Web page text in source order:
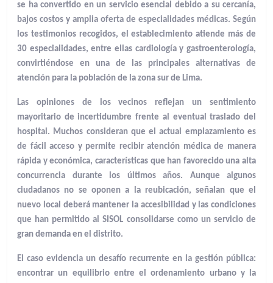
se ha convertido en un servicio esencial debido a su cercanía,
bajos costos y amplia oferta de especialidades médicas. Según
los testimonios recogidos, el establecimiento atiende más de
30 especialidades, entre ellas cardiología y gastroenterología,
convirtiéndose en una de las principales alternativas de
atención para la población de la zona sur de Lima.
Las opiniones de los vecinos reflejan un sentimiento
mayoritario de incertidumbre frente al eventual traslado del
hospital. Muchos consideran que el actual emplazamiento es
de fácil acceso y permite recibir atención médica de manera
rápida y económica, características que han favorecido una alta
concurrencia durante los últimos años. Aunque algunos
ciudadanos no se oponen a la reubicación, señalan que el
nuevo local deberá mantener la accesibilidad y las condiciones
que han permitido al SISOL consolidarse como un servicio de
gran demanda en el distrito.
El caso evidencia un desafío recurrente en la gestión pública:
encontrar un equilibrio entre el ordenamiento urbano y la